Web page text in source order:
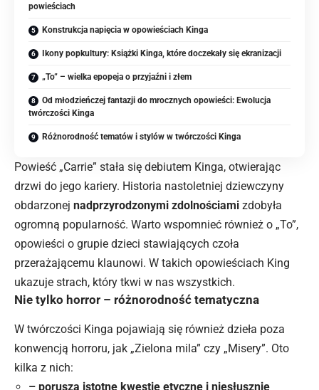
powieściach
Konstrukcja napięcia w opowieściach Kinga
Ikony popkultury: Książki Kinga, które doczekały się ekranizacji
„To” – wielka epopeja o przyjaźni i złem
Od młodzieńczej fantazji do mrocznych opowieści: Ewolucja
twórczości Kinga
Różnorodność tematów i stylów w twórczości Kinga
Powieść „Carrie” stała się debiutem Kinga, otwierając
drzwi do jego kariery. Historia nastoletniej dziewczyny
obdarzonej nadprzyrodzonymi zdolnościami zdobyła
ogromną popularność. Warto wspomnieć również o „To”,
opowieści o grupie dzieci stawiających czoła
przerażającemu klaunowi. W takich opowieściach King
ukazuje strach, który tkwi w nas wszystkich.
Nie tylko horror – różnorodność tematyczna
W twórczości Kinga pojawiają się również dzieła poza
konwencją horroru, jak „Zielona mila” czy „Misery”. Oto
kilka z nich:
– porusza istotne kwestie etyczne i niesłusznie